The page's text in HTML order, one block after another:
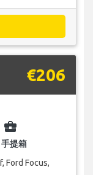
€206
business_center
手提箱
Ford Focus,